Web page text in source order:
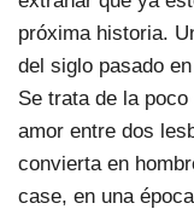
próxima historia.
del siglo pasado
Se trata de la
amor entre dos
convierta en
case, en una